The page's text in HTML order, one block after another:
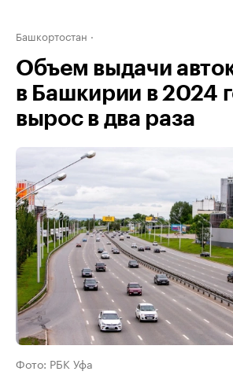
Башкортостан
Объем выдачи
в Башкирии в 2024
вырос в два раза
Фото: РБК Уфа